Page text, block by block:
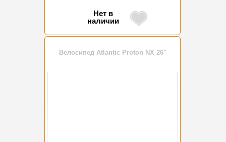
Нет в
наличии
Велосипед Atlantic Proton NX 26"